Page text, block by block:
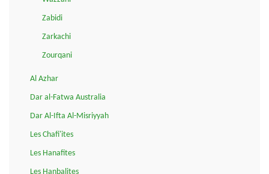
Zabidi
Zarkachi
Zourqani
Al Azhar
Dar al-Fatwa Australia
Dar Al-Ifta Al-Misriyyah
Les Chafi'ites
Les Hanafites
Les Hanbalites